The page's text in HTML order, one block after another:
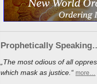
Prophetically
„The most odious of all
which mask as justice.“ more…